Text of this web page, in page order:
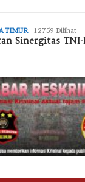
TIMUR 12759 Dilihat
Sinergitas